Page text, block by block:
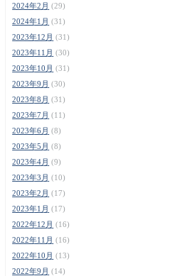
2024年2月 (29)
2024年1月 (31)
2023年12月 (31)
2023年11月 (30)
2023年10月 (31)
2023年9月 (30)
2023年8月 (31)
2023年7月 (11)
2023年6月 (8)
2023年5月 (8)
2023年4月 (9)
2023年3月 (10)
2023年2月 (17)
2023年1月 (17)
2022年12月 (16)
2022年11月 (16)
2022年10月 (13)
2022年9月 (14)